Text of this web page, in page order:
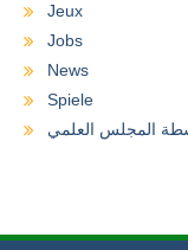
Jeux
Jobs
News
Spiele
المجلس العلمي